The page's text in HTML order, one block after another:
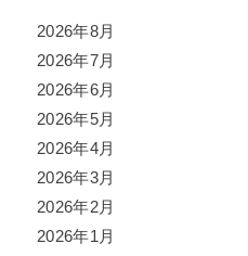
2026年8月
2026年7月
2026年6月
2026年5月
2026年4月
2026年3月
2026年2月
2026年1月